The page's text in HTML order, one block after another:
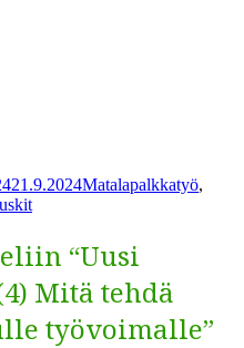
21.9.2024Matalapalkkatyö,
“Uusi
Mitä tehdä
työvoimalle”